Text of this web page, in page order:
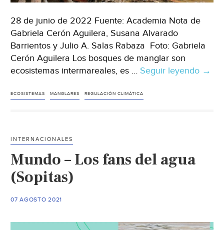
28 de junio de 2022 Fuente: Academia Nota de
Gabriela Cerón Aguilera, Susana Alvarado
Barrientos y Julio A. Salas Rabaza Foto: Gabriela
Cerón Aguilera Los bosques de manglar son
ecosistemas intermareales, es … Seguir leyendo →
ECOSISTEMAS MANGLARES REGULACIÓN CLIMÁTICA
INTERNACIONALES
Mundo – Los fans del agua
(Sopitas)
07 AGOSTO 2021